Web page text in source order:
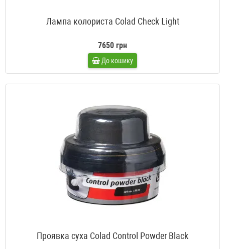
Лампа колориста Colad Check Light
7650 грн
До кошику
Проявка суха Colad Control Powder Black